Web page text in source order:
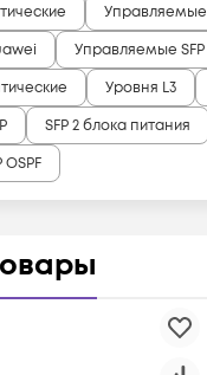
Управляемые
Управляемые SFP
Уровня L3
SFP 2 блока питания
OSPF